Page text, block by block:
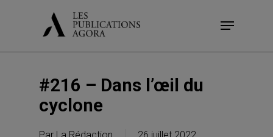
Menu
#216 – Dans l’œil du
cyclone